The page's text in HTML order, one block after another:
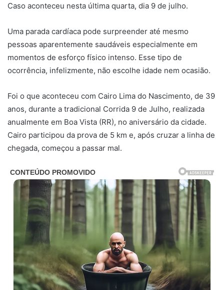
Caso aconteceu nesta última quarta, dia 9 de julho.
Uma parada cardíaca pode surpreender até mesmo
pessoas aparentemente saudáveis especialmente em
momentos de esforço físico intenso. Esse tipo de
ocorrência, infelizmente, não escolhe idade nem ocasião.
Foi o que aconteceu com Cairo Lima do Nascimento, de 39
anos, durante a tradicional Corrida 9 de Julho, realizada
anualmente em Boa Vista (RR), no aniversário da cidade.
Cairo participou da prova de 5 km e, após cruzar a linha de
chegada, começou a passar mal.